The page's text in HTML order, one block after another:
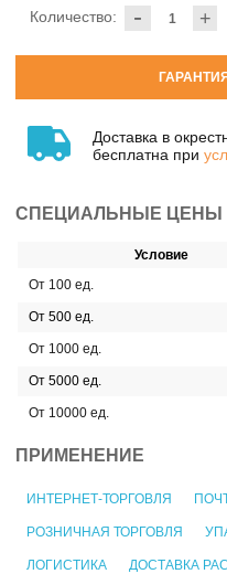
- +
Количество:
Доставка в
бесплатна при
СПЕЦИАЛЬНЫЕ ЦЕНЫ
Условие
От 100 ед.
От 500 ед.
От 1000 ед.
От 5000 ед.
От 10000 ед.
ПРИМЕНЕНИЕ
ИНТЕРНЕТ-ТОРГОВЛЯ
РОЗНИЧНАЯ ТОРГОВЛЯ
ЛОГИСТИКА ДОСТАВКА